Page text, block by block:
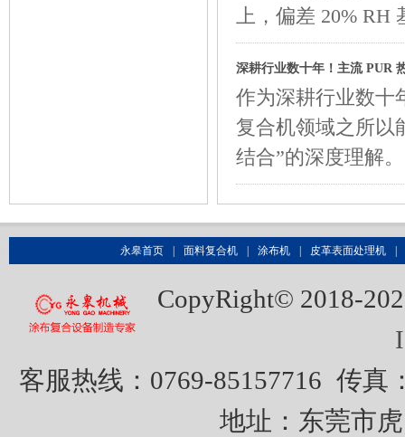
上，偏差 20%
深耕行业数十年！主流 PUR
作为深耕行业数十
复合机领域之所以
结合”的深度理解
永皋首页 | 面料复合机 | 涂布机 | 皮革表面处理机 |
CopyRight© 2018-
客服热线：0769-85157716 传真
地址：东莞市